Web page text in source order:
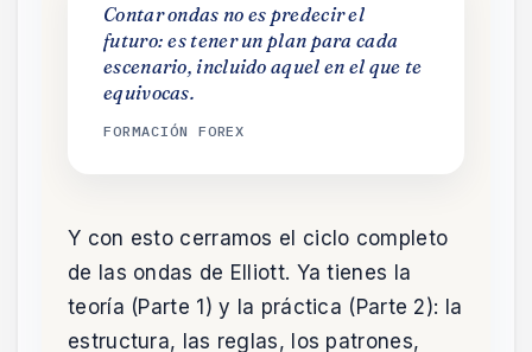
Contar ondas no es predecir el
futuro: es tener un plan para cada
escenario, incluido aquel en el que te
equivocas.
FORMACIÓN FOREX
Y con esto cerramos el ciclo completo
de las ondas de Elliott. Ya tienes la
teoría (Parte 1) y la práctica (Parte 2): la
estructura, las reglas, los patrones,